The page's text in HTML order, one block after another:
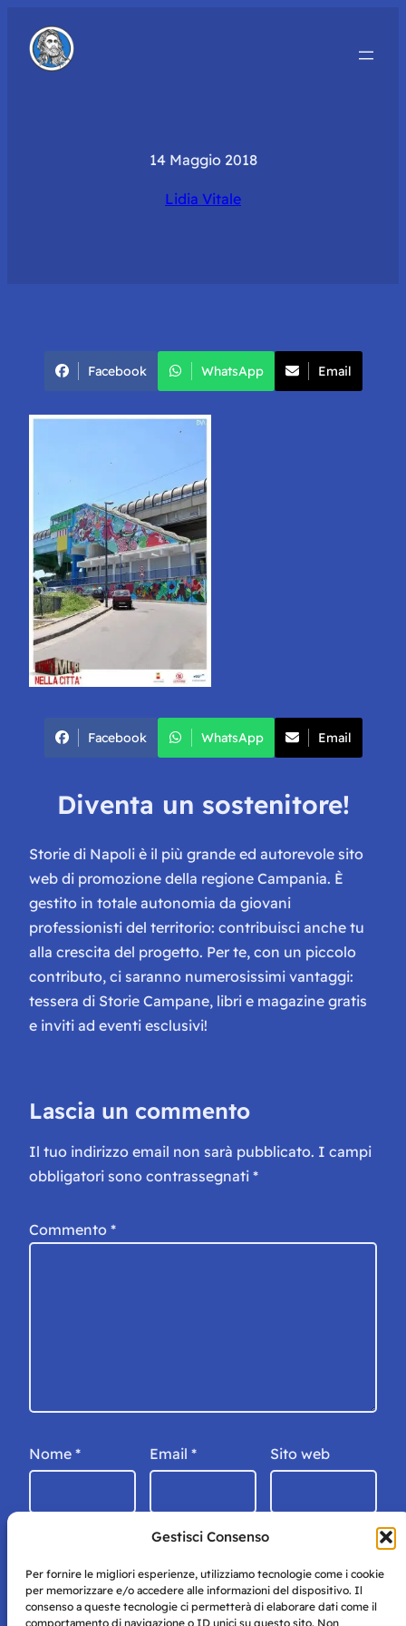
Gestisci Consenso
Per fornire le migliori esperienze, utilizziamo tecnologie come i cookie
per memorizzare e/o accedere alle informazioni del dispositivo. Il
consenso a queste tecnologie ci permetterà di elaborare dati come il
comportamento di navigazione o ID unici su questo sito. Non
14 Maggio 2018
Lidia Vitale
Facebook WhatsApp Email
Facebook WhatsApp Email
Diventa un sostenitore!
Storie di Napoli è il più grande ed autorevole sito
web di promozione della regione Campania. È
gestito in totale autonomia da giovani
professionisti del territorio: contribuisci anche tu
alla crescita del progetto. Per te, con un piccolo
contributo, ci saranno numerosissimi vantaggi:
tessera di Storie Campane, libri e magazine gratis
e inviti ad eventi esclusivi!
Lascia un commento
Il tuo indirizzo email non sarà pubblicato. I campi
obbligatori sono contrassegnati *
Commento *
Nome * Email * Sito web